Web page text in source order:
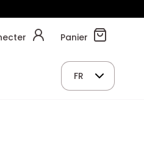
Panier
FR